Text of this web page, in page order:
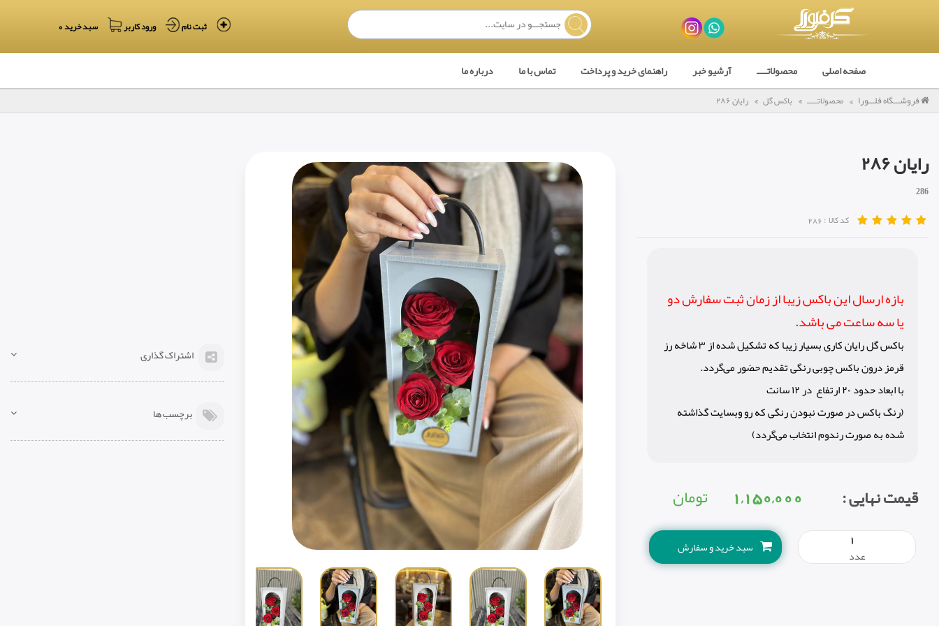
سبد خرید 0 ورود کاربر ثبت نام
صفحه اصلی محصولاتـــــ آرشیو خبر راهنمای خرید و پرداخت تماس با ما درباره ما
فروشـــگاه فلـــورا محصولاتـــــ باکس گل رایان ٢٨۶
رایان ٢٨۶
286
کد کالا :286
بازه ارسال این باکس زیبا از زمان ثبت سفارش دو
یا سه ساعت می باشد.
باکس گل رایان کاری بسیار زیبا که تشکیل شده از ٣ شاخه رز
قرمز درون باکس چوبی رنگی تقدیم حضور می‌گردد.
با ابعاد حدود ٢٠ ارتفاع در ١٢ سانت
(رنگ باکس در صورت نبودن رنگی که رو وبسایت گذاشته
شده به صورت رندوم انتخاب می‌گردد)
قیمت نهایی : 1,150,000 تومان
سبد خرید و سفارش عدد
اشتراک گذاری
برچسب ها